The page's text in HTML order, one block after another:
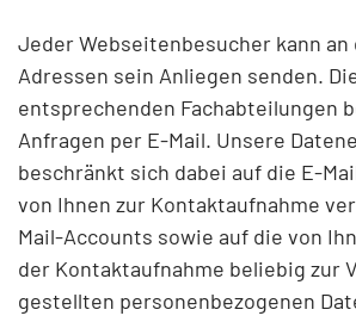
Jeder Webseitenbesucher kann an
Adressen sein Anliegen senden.
entsprechenden Fachabteilungen
Anfragen per E-Mail. Unsere
beschränkt sich dabei auf die E-
von Ihnen zur Kontaktaufnahme
Mail-Accounts sowie auf die von
der Kontaktaufnahme beliebig zur
gestellten personenbezogenen